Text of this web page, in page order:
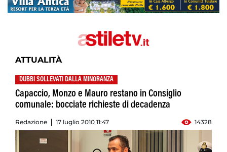
ATTUALITÀ
DUBBI SOLLEVATI DALLA MINORANZA
Capaccio, Monzo e Mauro restano in Consiglio
comunale: bocciate richieste di decadenza
Redazione 17 luglio 2010 11:47 14328